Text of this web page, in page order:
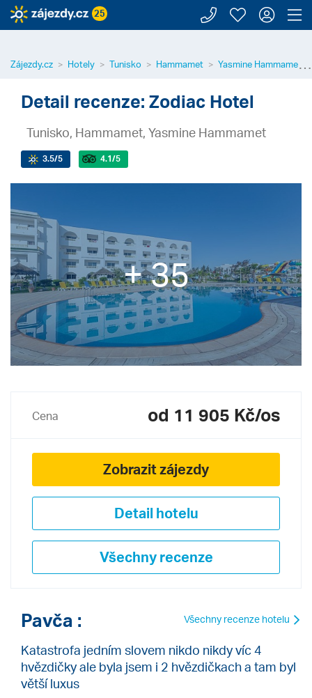
25 Zavolejte
Moje
⋯
Zájezdy.cz Hotely Tunisko Hammamet Yasmine Hammamet
Detail recenze: Zodiac Hotel
Tunisko, Hammamet, Yasmine Hammamet
3.5/5 4.1/5
+ 35
Cena od 11 905 Kč/os
Zobrazit zájezdy
Detail hotelu
Všechny recenze
Všechny recenze hotelu
Pavča :
Katastrofa jedním slovem nikdo nikdy víc 4
hvězdičky ale byla jsem i 2 hvězdičkach a tam byl
větší luxus